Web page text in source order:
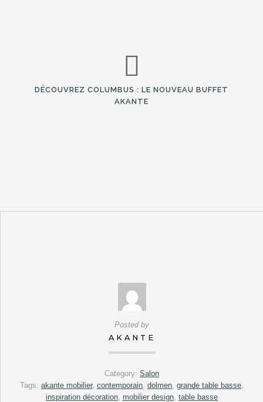
DÉCOUVREZ COLUMBUS : LE NOUVEAU BUFFET
AKANTE
Posted by
AKANTE
Category: Salon
Tags: akante mobilier, contemporain, dolmen, grande table basse,
inspiration décoration, mobilier design, table basse